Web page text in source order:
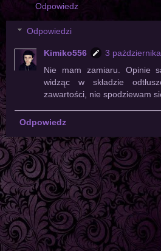
Odpowiedz
Odpowiedzi
Kimiko556
3
Nie mam zamiaru. Opinie
widząc w składzie
zawartości, nie spodziewam
Odpowiedz